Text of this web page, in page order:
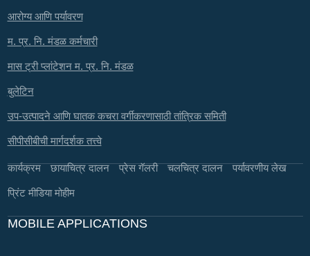
आरोग्य आणि पर्यावरण
म. प्र. नि. मंडळ कर्मचारी
मास ट्री प्लांटेशन म. प्र. नि. मंडळ
बुलेटिन
उप-उत्पादने आणि घातक कचरा वर्गीकरणासाठी तांत्रिक समिती
सीपीसीबीची मार्गदर्शक तत्त्वे
कार्यक्रम छायाचित्र दालन प्रेस गॅलरी चलचित्र दालन पर्यावरणीय लेख
प्रिंट मीडिया मोहीम
MOBILE APPLICATIONS